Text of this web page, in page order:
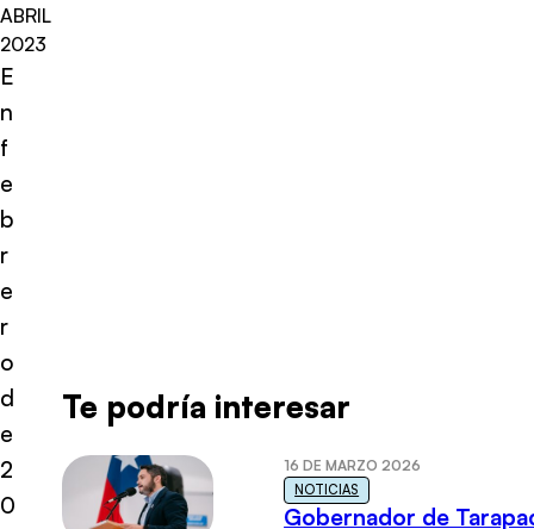
ABRIL
2023
E
n
f
e
b
r
e
r
o
d
e
2
0
Te podría interesar
16 DE MARZO 2026
NOTICIAS
Gobernador de